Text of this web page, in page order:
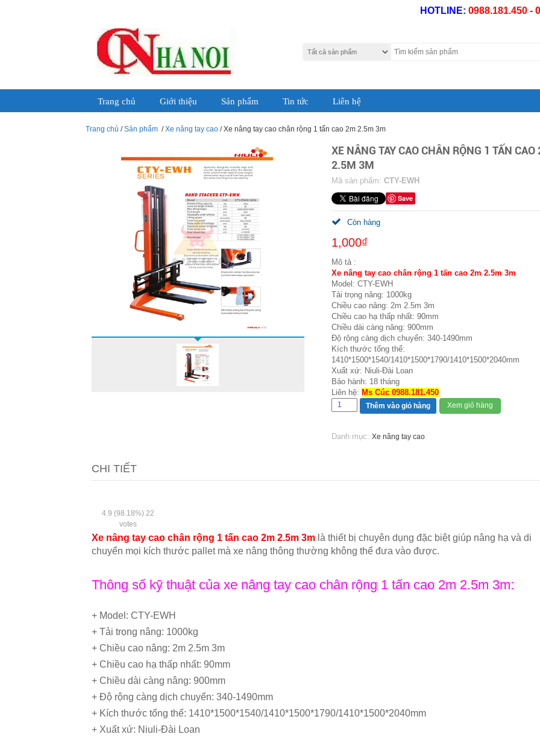
HOTLINE: 0988.181.450 -
Trang chủ Giới thiệu Sản phẩm Tin tức Liên hệ
Trang chủ /Sản phẩm /Xe nâng tay cao / Xe nâng tay cao chân rộng 1 tấn cao 2m 2.5m 3m
XE NÂNG TAY CAO CHÂN RỘNG 1 TẤN CAO
2.5M 3M
Mã sản phẩm: CTY-EWH
Save
Còn hàng
1,000₫
Mô tả :
Xe nâng tay cao chân rộng 1 tấn cao 2m 2.5m 3m
Model: CTY-EWH
Tải trọng nâng: 1000kg
Chiều cao nâng: 2m 2.5m 3m
Chiều cao hạ thấp nhất: 90mm
Chiều dài càng nâng: 900mm
Độ rộng càng dịch chuyển: 340-1490mm
Kích thước tổng thể:
1410*1500*1540/1410*1500*1790/1410*1500*2040mm
Xuất xứ: Niuli-Đài Loan
Bảo hành: 18 tháng
Liên hệ: Ms Cúc 0988.181.450
Thêm vào giỏ hàng Xem giỏ hàng
Danh mục: Xe nâng tay cao.
CHI TIẾT
4.9 (98.18%) 22
votes
Xe nâng tay cao chân rộng 1 tấn cao 2m 2.5m 3m là thiết bị chuyên dụng đặc biệt giúp nâng hạ và di
chuyển mọi kích thước pallet mà xe nâng thông thường không thể đưa vào được.
Thông số kỹ thuật của xe nâng tay cao chân rộng 1 tấn cao 2m 2.5m 3m:
+ Model: CTY-EWH
+ Tải trọng nâng: 1000kg
+ Chiều cao nâng: 2m 2.5m 3m
+ Chiều cao hạ thấp nhất: 90mm
+ Chiều dài càng nâng: 900mm
+ Độ rộng càng dịch chuyển: 340-1490mm
+ Kích thước tổng thể: 1410*1500*1540/1410*1500*1790/1410*1500*2040mm
+ Xuất xứ: Niuli-Đài Loan